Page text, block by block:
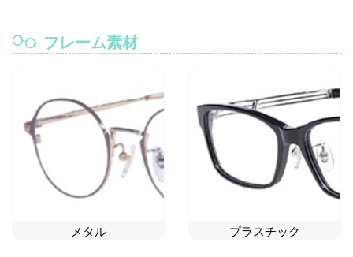
フレーム素材
メタル プラスチック